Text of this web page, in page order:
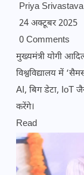
Priya Srivastava
24 अक्टूबर 2025
0 Comments
मुख्यमंत्री योगी
विश्वविद्यालय में
AI, बिग डेटा, IoT
करेंगे।
Read